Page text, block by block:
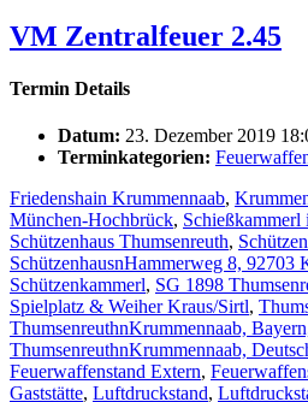
VM Zentralfeuer 2.45
Termin Details
Datum: 23. Dezember 2019
Terminkategorien:
Friedenshain Krummennaab,
München-Hochbrück, Schießkammerl
Schützenhaus Thumsenreuth,
SchützenhausnHammerweg 8, 92703
Schützenkammerl, SG 1898
Spielplatz & Weiher Kraus/Sirtl,
ThumsenreuthnKrummennaab,
ThumsenreuthnKrummennaab,
Feuerwaffenstand Extern,
Gaststätte, Luftdruckstand,